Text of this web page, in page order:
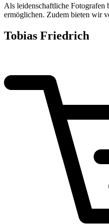
Als leidenschaftliche Fotografen
ermöglichen. Zudem bieten wir
Tobias Friedrich